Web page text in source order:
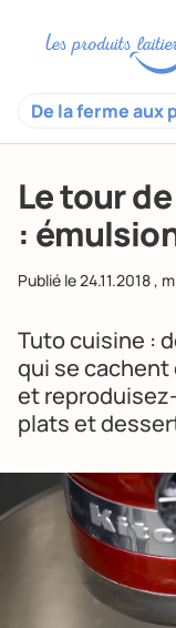
De la ferme aux
Le tour
:
Publié le24.11.2018,
Tuto cuisine :
qui se
et
plats et